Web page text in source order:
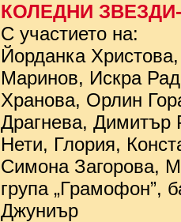
КОЛЕДНИ ЗВЕЗДИ-
С участието на:
Йорданка
Маринов, Искра
Хранова, Орлин
Драгнева, Димитър
Нети, Глория,
Симона Загорова,
група „Грамофон”,
Джуниър